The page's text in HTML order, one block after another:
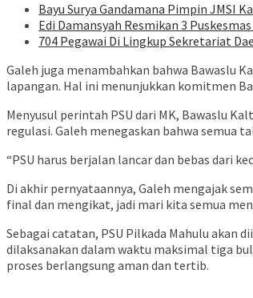
Bayu Surya Gandamana Pimpin
Edi Damansyah Resmikan 3
704 Pegawai Di Lingkup Sekretariat
Galeh juga menambahkan bahwa Bawaslu
lapangan. Hal ini menunjukkan komitmen
Menyusul perintah PSU dari MK, Bawaslu
regulasi. Galeh menegaskan bahwa semua
“PSU harus berjalan lancar dan bebas dari
Di akhir pernyataannya, Galeh mengajak
final dan mengikat, jadi mari kita semua
Sebagai catatan, PSU Pilkada Mahulu akan
dilaksanakan dalam waktu maksimal tiga
proses berlangsung aman dan tertib.